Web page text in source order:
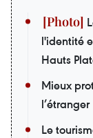
l'identité
Hauts
Mieux
l’étranger
Le